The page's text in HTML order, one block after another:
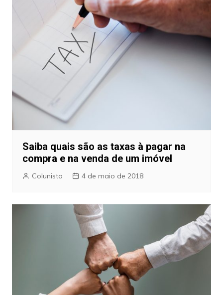
Saiba quais são as taxas à pagar na
compra e na venda de um imóvel
Colunista 4 de maio de 2018